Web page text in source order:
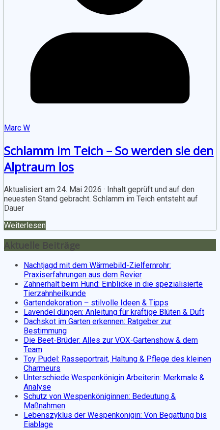
Marc W
Schlamm im Teich – So werden sie den
Alptraum los
Aktualisiert am 24. Mai 2026 · Inhalt geprüft und auf den
neuesten Stand gebracht. Schlamm im Teich entsteht auf
Dauer
Weiterlesen
Aktuelle Beiträge
Nachtjagd mit dem Wärmebild-Zielfernrohr:
Praxiserfahrungen aus dem Revier
Zahnerhalt beim Hund: Einblicke in die spezialisierte
Tierzahnheilkunde
Gartendekoration – stilvolle Ideen & Tipps
Lavendel düngen: Anleitung für kräftige Blüten & Duft
Dachskot im Garten erkennen: Ratgeber zur
Bestimmung
Die Beet-Brüder: Alles zur VOX-Gartenshow & dem
Team
Toy Pudel: Rasseportrait, Haltung & Pflege des kleinen
Charmeurs
Unterschiede Wespenkönigin Arbeiterin: Merkmale &
Analyse
Schutz von Wespenköniginnen: Bedeutung &
Maßnahmen
Lebenszyklus der Wespenkönigin: Von Begattung bis
Eiablage